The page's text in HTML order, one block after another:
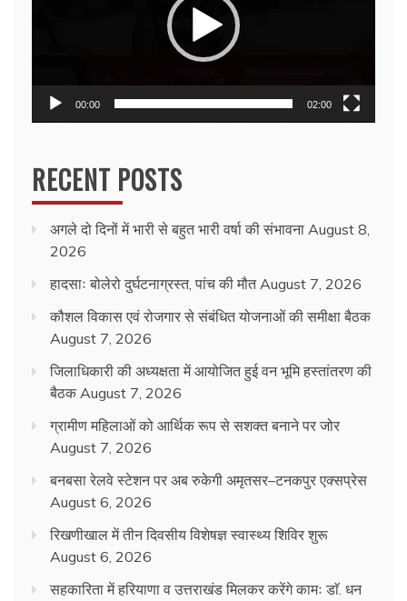
00:00 02:00
RECENT POSTS
अगले दो दिनों में भारी से बहुत भारी वर्षा की संभावना August 8,
2026
हादसाः बोलेरो दुर्घटनाग्रस्त, पांच की मौत August 7, 2026
कौशल विकास एवं रोजगार से संबंधित योजनाओं की समीक्षा बैठक
August 7, 2026
जिलाधिकारी की अध्यक्षता में आयोजित हुई वन भूमि हस्तांतरण की
बैठक August 7, 2026
ग्रामीण महिलाओं को आर्थिक रूप से सशक्त बनाने पर जोर
August 7, 2026
बनबसा रेलवे स्टेशन पर अब रुकेगी अमृतसर–टनकपुर एक्सप्रेस
August 6, 2026
रिखणीखाल में तीन दिवसीय विशेषज्ञ स्वास्थ्य शिविर शुरू
August 6, 2026
सहकारिता में हरियाणा व उत्तराखंड मिलकर करेंगे कामः डाॅ. धन